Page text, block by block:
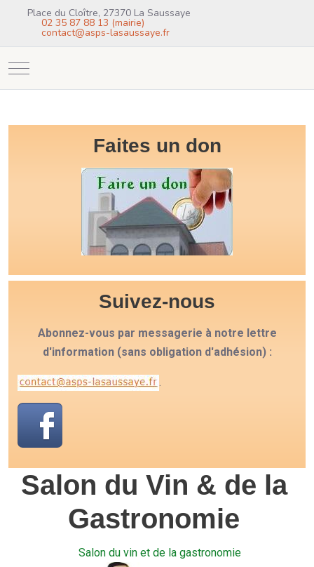
Place du Cloître, 27370 La Saussaye
02 35 87 88 13 (mairie)
contact@asps-lasaussaye.fr
Mobile Menu Toggle
Faites un don
Suivez-nous
Abonnez-vous par messagerie à notre lettre
d'information (sans obligation d'adhésion) :
.
Salon du Vin & de la
Gastronomie
Salon du vin et de la gastronomie